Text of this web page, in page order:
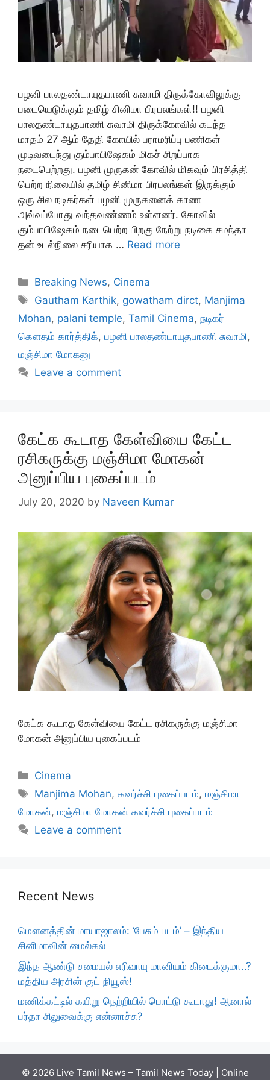
பழனி பாலதண்டாயுதபாணி சுவாமி திருக்கோவிலுக்கு
படையெடுக்கும் தமிழ் சினிமா பிரபலங்கள்!! பழனி
பாலதண்டாயுதபாணி சுவாமி திருக்கோவில் கடந்த
மாதம் 27 ஆம் தேதி கோயில் பராமரிப்பு பணிகள்
முடிவடைந்து கும்பாபிஷேகம் மிகச் சிறப்பாக
நடைபெற்றது. பழனி முருகன் கோவில் மிகவும் பிரசித்தி
பெற்ற நிலையில் தமிழ் சினிமா பிரபலங்கள் இருக்கும்
ஒரு சில நடிகர்கள் பழனி முருகனைக் காண
அவ்வப்போது வந்தவண்ணம் உள்ளனர். கோவில்
கும்பாபிஷேகம் நடைபெற்ற பிறகு நேற்று நடிகை சமந்தா
தன் உடல்நிலை சரியாக … Read more
Categories
Breaking News, Cinema
Tags
Gautham Karthik, gowatham dirct, Manjima
Mohan, palani temple, Tamil Cinema, நடிகர்
கௌதம் கார்த்திக், பழனி பாலதண்டாயுதபாணி சுவாமி,
மஞ்சிமா மோகனு
Leave a comment
கேட்க கூடாத கேள்வியை கேட்ட
ரசிகருக்கு மஞ்சிமா மோகன்
அனுப்பிய புகைப்படம்
July 20, 2020 by Naveen Kumar
கேட்க கூடாத கேள்வியை கேட்ட ரசிகருக்கு மஞ்சிமா
மோகன் அனுப்பிய புகைப்படம்
Categories
Cinema
Tags
Manjima Mohan,கவர்ச்சி புகைப்படம்,மஞ்சிமா
மோகன், மஞ்சிமா மோகன் கவர்ச்சி புகைப்படம்
Leave a comment
Recent News
மௌனத்தின் மாயாஜாலம்: ‘பேசும் படம்’ – இந்திய
சினிமாவின் மைல்கல்
இந்த ஆண்டு சமையல் எரிவாயு மானியம் கிடைக்குமா..?
மத்திய அரசின் குட் நியூஸ்!
மணிக்கட்டில் கயிறு நெற்றியில் பொட்டு கூடாது! ஆனால்
பர்தா சிலுவைக்கு என்னாச்சு?
© 2026 Live Tamil News – Tamil News Today | Online